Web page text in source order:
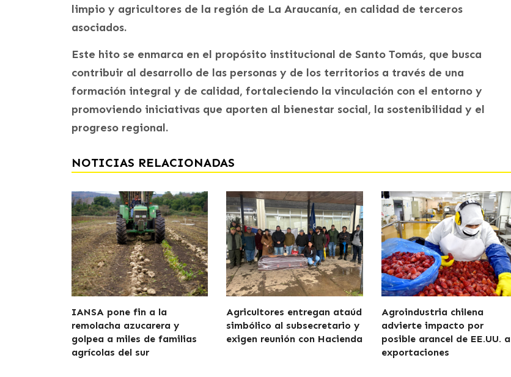
limpio y agricultores de la región de La Araucanía, en calidad de terceros
asociados.
Este hito se enmarca en el propósito institucional de Santo Tomás, que busca
contribuir al desarrollo de las personas y de los territorios a través de una
formación integral y de calidad, fortaleciendo la vinculación con el entorno y
promoviendo iniciativas que aporten al bienestar social, la sostenibilidad y el
progreso regional.
NOTICIAS RELACIONADAS
IANSA pone fin a la
remolacha azucarera y
golpea a miles de familias
agrícolas del sur
Agricultores entregan ataúd
simbólico al subsecretario y
exigen reunión con Hacienda
Agroindustria chilena
advierte impacto por
posible arancel de EE.UU. a
exportaciones